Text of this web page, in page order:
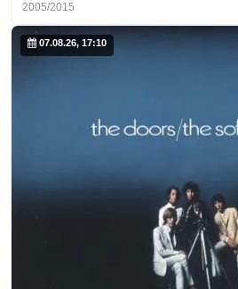
2005/2015
07.08.26, 17:10